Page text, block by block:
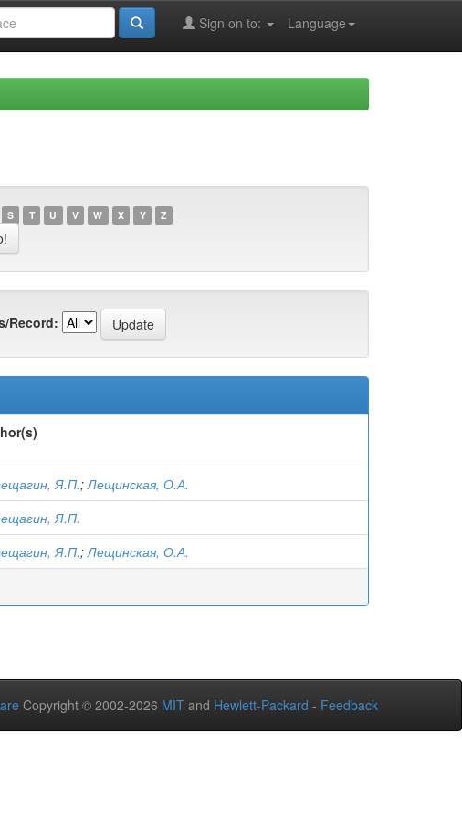
Language
Sign on to:
S T U V W X Y Z
Record:
Я.П.;Лещинская, О.А.
Я.П.
Я.П.;Лещинская, О.А.
Copyright © 2002-2026 MIT and Hewlett-Packard - Feedback